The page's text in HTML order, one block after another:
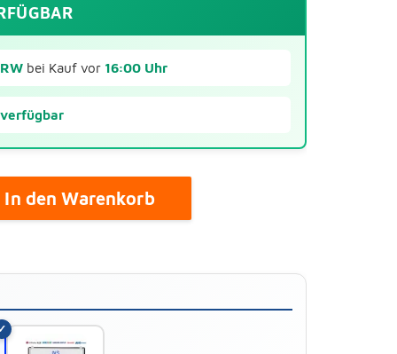
bei Kauf vor 16:00 Uhr
In den Warenkorb